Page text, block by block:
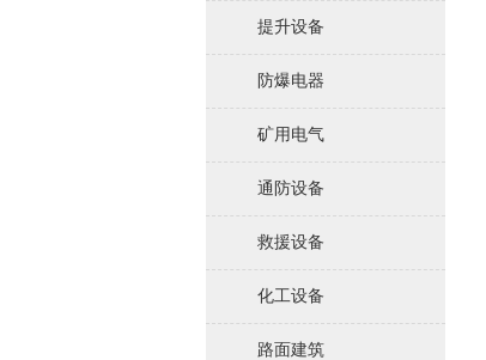
提升设备
防爆电器
矿用电气
通防设备
救援设备
化工设备
路面建筑